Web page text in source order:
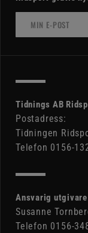
Tidnings AB
Postadress:
Tidningen
Telefon 0156-
Ansvarig utgivare
Susanne
Telefon 0156-